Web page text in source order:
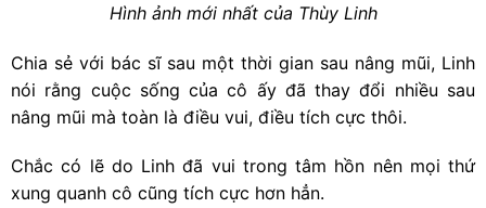
Hình ảnh mới nhất của Thùy Linh
Chia sẻ với bác sĩ sau một thời gian sau nâng mũi, Linh
nói rằng cuộc sống của cô ấy đã thay đổi nhiều sau
nâng mũi mà toàn là điều vui, điều tích cực thôi.
Chắc có lẽ do Linh đã vui trong tâm hồn nên mọi thứ
xung quanh cô cũng tích cực hơn hẳn.